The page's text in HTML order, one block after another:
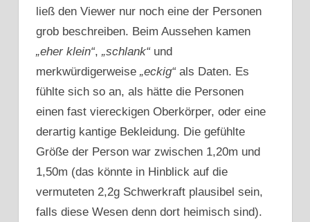
ließ den Viewer nur noch eine der Personen
grob beschreiben. Beim Aussehen kamen
„eher klein“, „schlank“ und
merkwürdigerweise „eckig“ als Daten. Es
fühlte sich so an, als hätte die Personen
einen fast viereckigen Oberkörper, oder eine
derartig kantige Bekleidung. Die gefühlte
Größe der Person war zwischen 1,20m und
1,50m (das könnte in Hinblick auf die
vermuteten 2,2g Schwerkraft plausibel sein,
falls diese Wesen denn dort heimisch sind).